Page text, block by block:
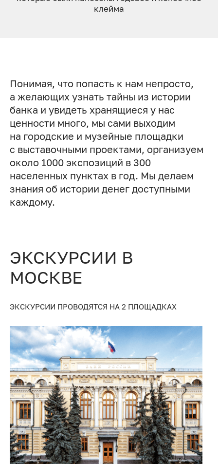
клей­ма
Понимая, что попасть к нам непросто,
а желающих узнать тайны из истории
банка и увидеть хранящиеся у нас
ценности много, мы сами выходим
на городские и музейные площадки
с выставочными проектами, организуем
около 1000 экспозиций в 300
населенных пунктах в год. Мы делаем
знания об истории денег доступными
каждому.
ЭКСКУРСИИ В
МОСКВЕ
ЭКСКУРСИИ ПРОВОДЯТСЯ НА 2 ПЛОЩАДКАХ